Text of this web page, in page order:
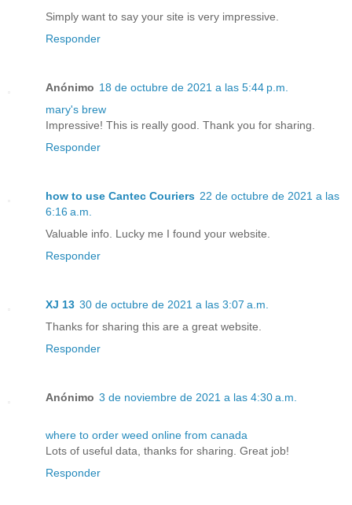
Simply want to say your site is very impressive.
Responder
Anónimo 18 de octubre de 2021 a las 5:44 p.m.
mary's brew
Impressive! This is really good. Thank you for sharing.
Responder
how to use Cantec Couriers 22 de octubre de 2021 a las
6:16 a.m.
Valuable info. Lucky me I found your website.
Responder
XJ 13 30 de octubre de 2021 a las 3:07 a.m.
Thanks for sharing this are a great website.
Responder
Anónimo 3 de noviembre de 2021 a las 4:30 a.m.
where to order weed online from canada
Lots of useful data, thanks for sharing. Great job!
Responder